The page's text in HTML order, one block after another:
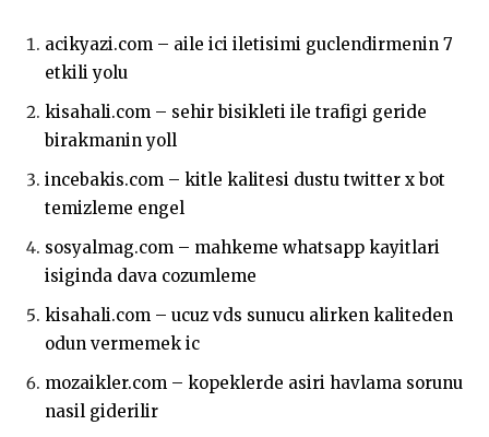
acikyazi.com – aile ici iletisimi guclendirmenin 7
etkili yolu
kisahali.com – sehir bisikleti ile trafigi geride
birakmanin yoll
incebakis.com – kitle kalitesi dustu twitter x bot
temizleme engel
sosyalmag.com – mahkeme whatsapp kayitlari
isiginda dava cozumleme
kisahali.com – ucuz vds sunucu alirken kaliteden
odun vermemek ic
mozaikler.com – kopeklerde asiri havlama sorunu
nasil giderilir